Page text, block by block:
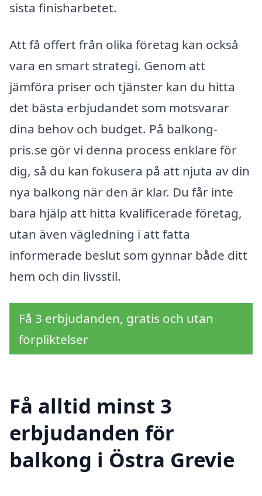
sista finisharbetet.
Att få offert från olika företag kan också
vara en smart strategi. Genom att
jämföra priser och tjänster kan du hitta
det bästa erbjudandet som motsvarar
dina behov och budget. På balkong-
pris.se gör vi denna process enklare för
dig, så du kan fokusera på att njuta av din
nya balkong när den är klar. Du får inte
bara hjälp att hitta kvalificerade företag,
utan även vägledning i att fatta
informerade beslut som gynnar både ditt
hem och din livsstil.
Få 3 erbjudanden, gratis och utan
förpliktelser
Få alltid minst 3
erbjudanden för
balkong i Östra Grevie